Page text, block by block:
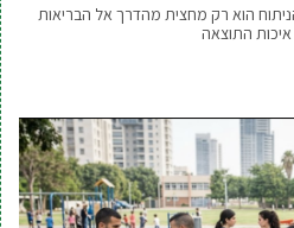
הוא רק מחצית מהדרך אל הבריאות
התוצאה